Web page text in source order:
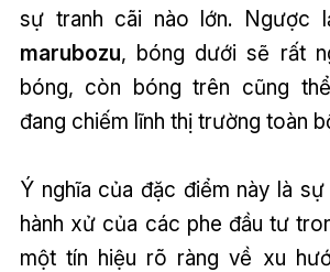
sự tranh cãi nào lớn. Ngược
marubozu, bóng dưới sẽ rất
bóng, còn bóng trên cũng
đang chiếm lĩnh thị trường toàn
Ý nghĩa của đặc điểm này là
hành xử của các phe đầu tư
một tín hiệu rõ ràng về xu